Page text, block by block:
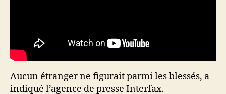
Aucun étranger ne figurait parmi les blessés, a
indiqué l’agence de presse Interfax.